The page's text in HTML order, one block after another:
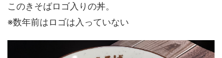
このきそばロゴ入りの丼。
※数年前はロゴは入っていない